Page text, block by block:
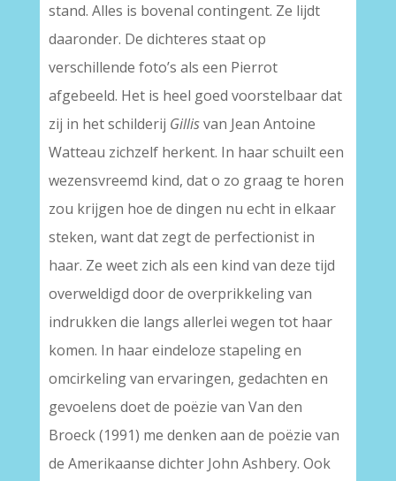
stand. Alles is bovenal contingent. Ze lijdt
daaronder. De dichteres staat op
verschillende foto’s als een Pierrot
afgebeeld. Het is heel goed voorstelbaar dat
zij in het schilderij Gillisvan Jean Antoine
Watteau zichzelf herkent. In haar schuilt een
wezensvreemd kind, dat o zo graag te horen
zou krijgen hoe de dingen nu echt in elkaar
steken, want dat zegt de perfectionist in
haar. Ze weet zich als een kind van deze tijd
overweldigd door de overprikkeling van
indrukken die langs allerlei wegen tot haar
komen. In haar eindeloze stapeling en
omcirkeling van ervaringen, gedachten en
gevoelens doet de poëzie van Van den
Broeck (1991) me denken aan de poëzie van
de Amerikaanse dichter John Ashbery. Ook